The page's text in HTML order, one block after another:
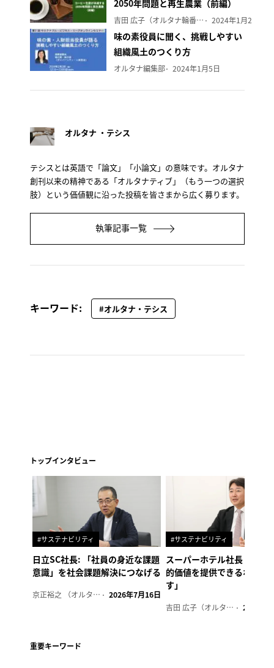
2050年問題と再生農業（前編）
吉田 広子（オルタナ輪番編集長） 2024年1月29日
味の素役員に聞く、挑戦しやすい
組織風土のつくり方
オルタナ編集部 2024年1月5日
オルタナ ・テシス
テシスとは英語で「論文」「小論文」の意味です。オルタナ
創刊以来の精神である「オルタナティブ」（もう一つの選択
肢）という価値観に沿った投稿を皆さまから広く募ります。
執筆記事一覧
キーワード: #オルタナ・テシス
トップインタビュー
#サステナビリティ
日立SC社長: 「社員の身近な課題
意識」を社会課題解決につなげる
京正裕之 （オルタナ副編集長） 2026年7月16日
#サステナビリティ
スーパーホテル社長「地域
的価値を提供できるホテル
す」
吉田 広子（オルタナ輪番編集長） 2026年6
重要キーワード